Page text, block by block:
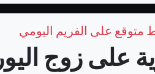
متوقع على الفريم اليومي
على زوج